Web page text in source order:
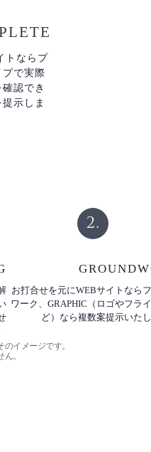
トならプ
プで実際
認でき
示しま
2.
お打合せを元にWEBサイトなら
ワーク、GRAPHIC（ロゴやフラ
ど）なら複数案提示いた
イメージです。
。